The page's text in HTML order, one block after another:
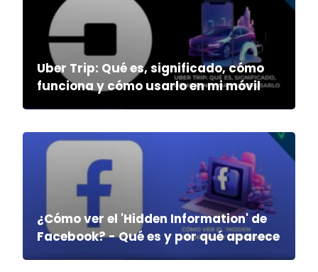
Uber Trip: Qué es, significado, cómo
funciona y cómo usarlo en mi móvil
¿Cómo ver el 'Hidden Information' de
Facebook? - Qué es y por qué aparece